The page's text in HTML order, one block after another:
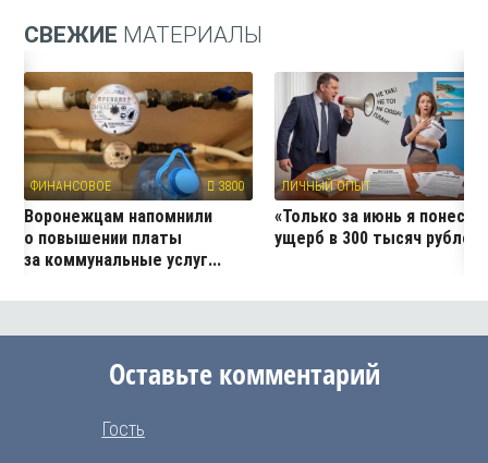
СВЕЖИЕ МАТЕРИАЛЫ
ФИНАНСОВОЕ 3800
Воронежцам напомнили
о повышении платы
за коммунальные услуг...
ЛИЧНЫЙ ОПЫТ
«Только за июнь я понесла
ущерб в 300 тысяч рублей»
Оставьте комментарий
Гость